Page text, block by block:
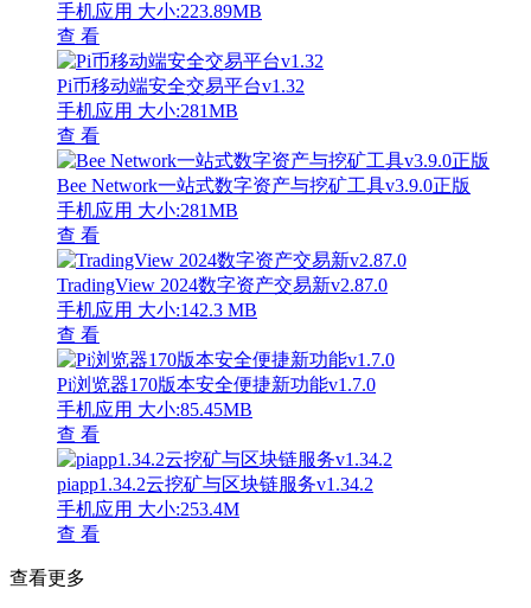
手机应用 大小:223.89MB
查 看
Pi币移动端安全交易平台v1.32
手机应用 大小:281MB
查 看
Bee Network一站式数字资产与挖矿工具v3.9.0正版
手机应用 大小:281MB
查 看
TradingView 2024数字资产交易新v2.87.0
手机应用 大小:142.3 MB
查 看
Pi浏览器170版本安全便捷新功能v1.7.0
手机应用 大小:85.45MB
查 看
piapp1.34.2云挖矿与区块链服务v1.34.2
手机应用 大小:253.4M
查 看
查看更多